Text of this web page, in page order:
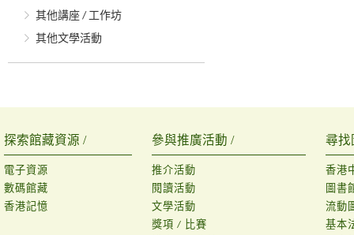
其他講座 / 工作坊
其他文學活動
探索館藏資源 /
電子資源
數碼館藏
香港記憶
參與推廣活動 /
推介活動
閱讀活動
文學活動
獎項 / 比賽
尋找
香港
圖書
流動
基本